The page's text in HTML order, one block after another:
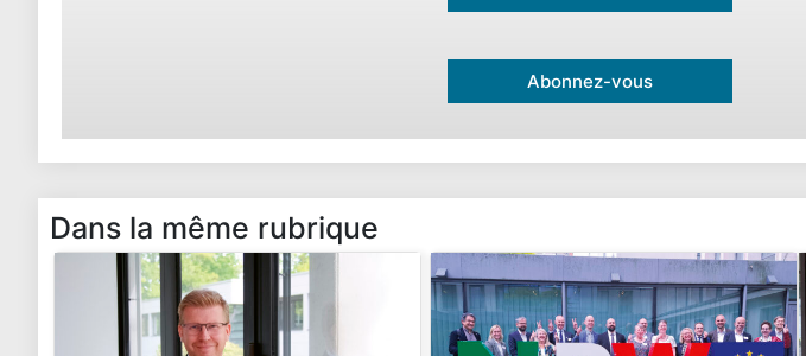
Abonnez-vous
Dans la même rubrique